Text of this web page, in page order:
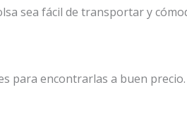
sea fácil de transportar y
para encontrarlas a buen